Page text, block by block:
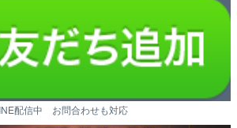
配信中 お問合わせも対応